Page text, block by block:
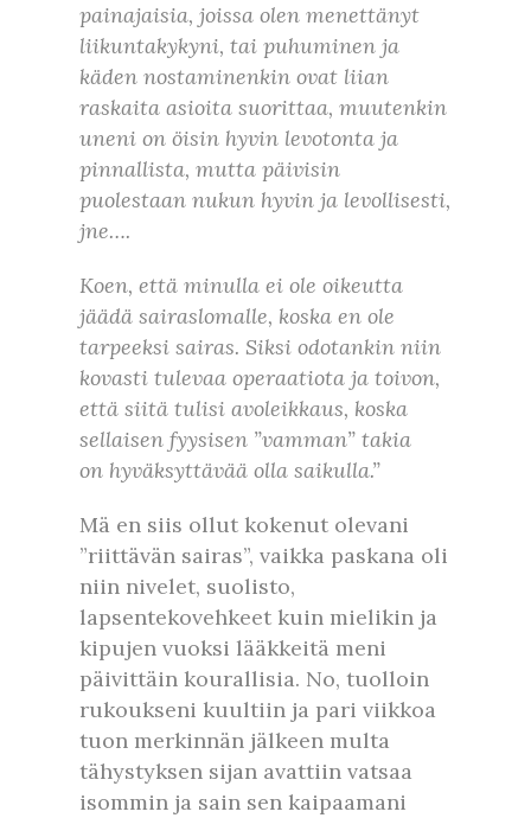
painajaisia, joissa olen menettänyt
liikuntakykyni, tai puhuminen ja
käden nostaminenkin ovat liian
raskaita asioita suorittaa, muutenkin
uneni on öisin hyvin levotonta ja
pinnallista, mutta päivisin
puolestaan nukun hyvin ja levollisesti,
jne….
Koen, että minulla ei ole oikeutta
jäädä sairaslomalle, koska en ole
tarpeeksi sairas. Siksi odotankin niin
kovasti tulevaa operaatiota ja toivon,
että siitä tulisi avoleikkaus, koska
sellaisen fyysisen ”vamman” takia
on hyväksyttävää olla saikulla.”
Mä en siis ollut kokenut olevani
”riittävän sairas”, vaikka paskana oli
niin nivelet, suolisto,
lapsentekovehkeet kuin mielikin ja
kipujen vuoksi lääkkeitä meni
päivittäin kourallisia. No, tuolloin
rukoukseni kuultiin ja pari viikkoa
tuon merkinnän jälkeen multa
tähystyksen sijan avattiin vatsaa
isommin ja sain sen kaipaamani